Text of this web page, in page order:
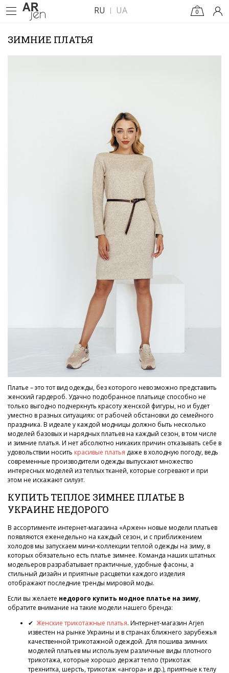
RU UA 0
ЗИМНИЕ ПЛАТЬЯ
Платье – это тот вид одежды, без которого невозможно представить
женский гардероб. Удачно подобранное платьице способно не
только выгодно подчеркнуть красоту женской фигуры, но и будет
уместно в разных ситуациях: от рабочей обстановки до семейного
праздника. В идеале у каждой модницы должно быть несколько
моделей базовых и нарядных платьев на каждый сезон, в том числе
и зимние платья. И нет абсолютно никаких причин отказывать себе в
удовольствии носить красивые платья даже в холодную погоду, ведь
современные производители одежды выпускают множество
интересных моделей из теплых тканей, которые согревают и при
этом не искажают силуэт.
КУПИТЬ ТЕПЛОЕ ЗИМНЕЕ ПЛАТЬЕ В
УКРАИНЕ НЕДОРОГО
В ассортименте интернет-магазина «Аржен» новые модели платьев
появляются еженедельно на каждый сезон, и с приближением
холодов мы запускаем мини-коллекции теплой одежды на зиму, в
которых обязательно есть платье зимнее. Команда наших штатных
модельеров разрабатывает практичные, удобные фасоны, а
стильный дизайн и приятные расцветки каждого изделия
отображают последние тренды мировой моды.
Если вы желаете недорого купить модное платье на зиму,
обратите внимание на такие модели нашего бренда:
✔ Женские трикотажные платья. Интернет-магазин Arjen
известен на рынке Украины и в странах ближнего зарубежья
качественной трикотажной одеждой. Для пошива зимних
моделей платьев мы используем различные виды плотного
трикотажа, которые хорошо держат тепло (трикотаж
трехнитка, шерсть, трикотаж «ангора» и др.), приятные к телу